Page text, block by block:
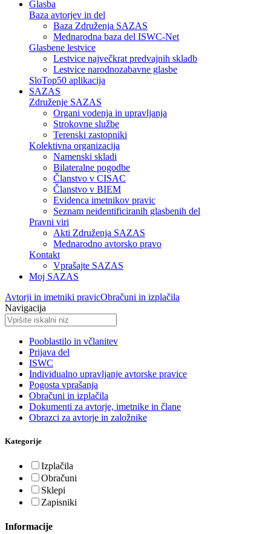
Glasba
Baza avtorjev in del
Baza Združenja SAZAS
Mednarodna baza del ISWC-Net
Glasbene lestvice
Lestvice največkrat predvajnih skladb
Lestvice narodnozabavne glasbe
SloTop50 aplikacija
SAZAS
Združenje SAZAS
Organi vodenja in upravljanja
Strokovne službe
Terenski zastopniki
Kolektivna organizacija
Namenski skladi
Bilateralne pogodbe
Članstvo v CISAC
Članstvo v BIEM
Evidenca imetnikov pravic
Seznam neidentificiranih glasbenih del
Pravni viri
Akti Združenja SAZAS
Mednarodno avtorsko pravo
Kontakt
Vprašajte SAZAS
Moj SAZAS
Avtorji in imetniki pravicObračuni in izplačila
Navigacija
Pooblastilo in včlanitev
Prijava del
ISWC
Individualno upravljanje avtorske pravice
Pogosta vprašanja
Obračuni in izplačila
Dokumenti za avtorje, imetnike in člane
Obrazci za avtorje in založnike
Kategorije
Izplačila
Obračuni
Sklepi
Zapisniki
Informacije